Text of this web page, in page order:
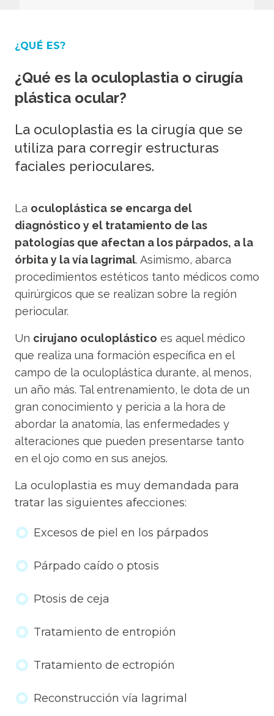
¿QUÉ ES?
¿Qué es la oculoplastia o cirugía
plástica ocular?
La oculoplastia es la cirugía que se
utiliza para corregir estructuras
faciales perioculares.
La oculoplástica se encarga del
diagnóstico y el tratamiento de las
patologías que afectan a los párpados, a la
órbita y la vía lagrimal. Asimismo, abarca
procedimientos estéticos tanto médicos como
quirúrgicos que se realizan sobre la región
periocular.
Un cirujano oculoplástico es aquel médico
que realiza una formación específica en el
campo de la oculoplástica durante, al menos,
un año más. Tal entrenamiento, le dota de un
gran conocimiento y pericia a la hora de
abordar la anatomía, las enfermedades y
alteraciones que pueden presentarse tanto
en el ojo como en sus anejos.
La oculoplastia es muy demandada para
tratar las siguientes afecciones:
Excesos de piel en los párpados
Párpado caído o ptosis
Ptosis de ceja
Tratamiento de entropión
Tratamiento de ectropión
Reconstrucción vía lagrimal